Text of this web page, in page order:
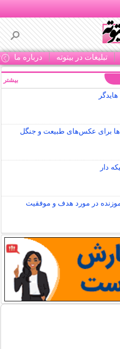
تبلیغات در بیتوته درباره ما
برای عکس‌های طبیعت و جنگل
دار
در مورد هدف و موفقیت
بیشتر